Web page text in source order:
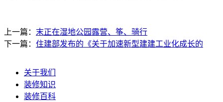
上一篇： 末正在湿地公园露营、筝、骑行
下一篇： 住建部发布的《关于加速新型建建工业化成长的
关于我们
装修知识
装修百科